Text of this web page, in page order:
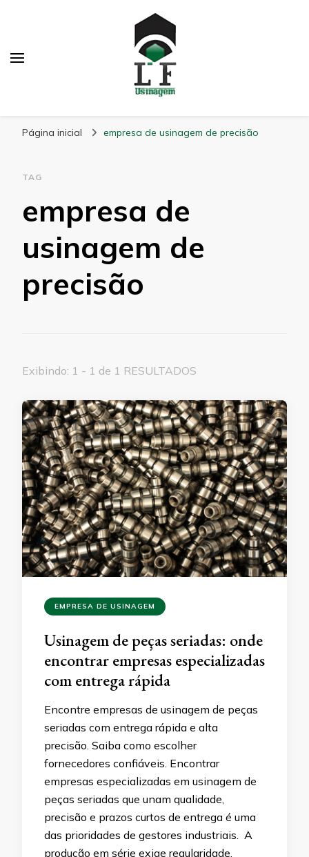
Página inicial empresa de usinagem de precisão
TAG
empresa de
usinagem de
precisão
Exibindo: 1 - 1 de 1 RESULTADOS
EMPRESA DE USINAGEM
Usinagem de peças seriadas: onde
encontrar empresas especializadas
com entrega rápida
Encontre empresas de usinagem de peças
seriadas com entrega rápida e alta
precisão. Saiba como escolher
fornecedores confiáveis. Encontrar
empresas especializadas em usinagem de
peças seriadas que unam qualidade,
precisão e prazos curtos de entrega é uma
das prioridades de gestores industriais. A
produção em série exige regularidade,